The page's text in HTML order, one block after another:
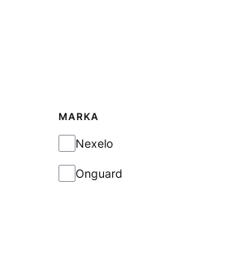
MARKA
MarkaNexelo
Onguard